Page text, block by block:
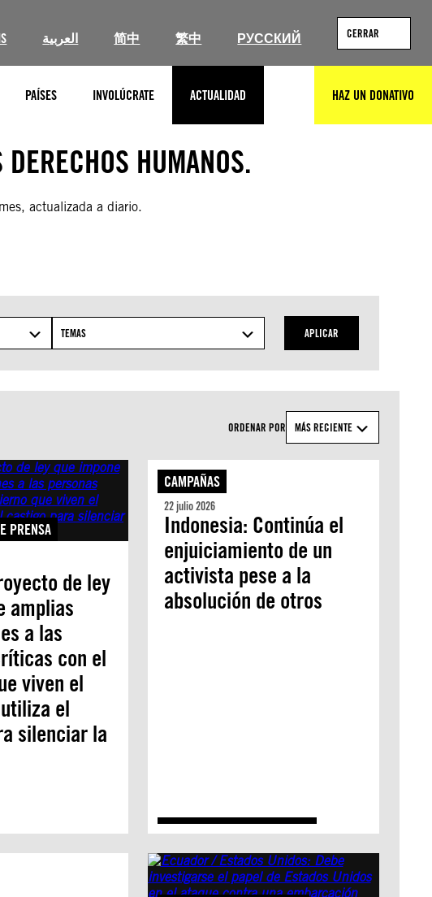
العربية 简中 繁中 РУССКИЙ CERRAR
PAÍSES INVOLÚCRATE ACTUALIDAD HAZ UN DONATIVO
HUMANOS.
actualizada a diario.
TEMAS APLICAR
ORDENAR POR MÁS RECIENTE
PRENSA
de ley
amplias
a las
con el
viven el
el
silenciar la
CAMPAÑAS
22 julio 2026
Indonesia: Continúa el
enjuiciamiento de un
activista pese a la
absolución de otros